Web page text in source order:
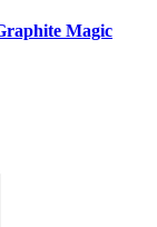
Magic